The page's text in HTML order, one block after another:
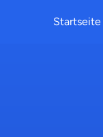
Startseite